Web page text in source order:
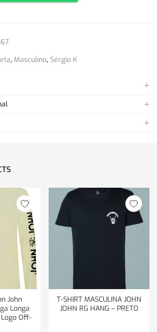
, Masculino, Sérgio K
John
Longa
Off-
T-SHIRT MASCULINA JOHN
JOHN RG HANG – PRETO